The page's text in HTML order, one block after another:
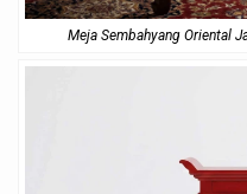
Meja Sembahyang Oriental